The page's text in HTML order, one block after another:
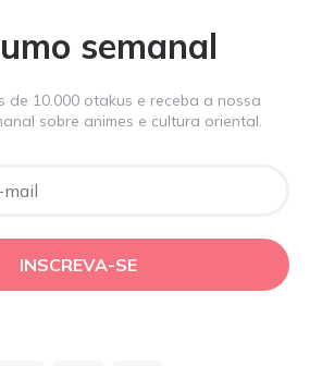
semanal
de 10.000 otakus e receba a nossa
sobre animes e cultura oriental.